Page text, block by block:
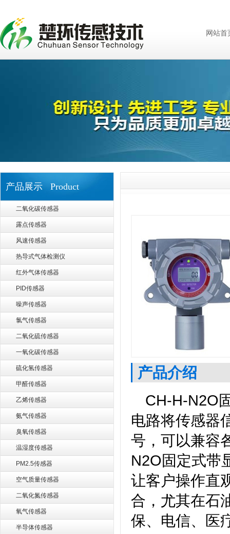
网站首
产品展示 Product
二氧化碳传感器
露点传感器
风速传感器
热导式气体检测仪
红外气体传感器
PID传感器
噪声传感器
氯气传感器
二氧化硫传感器
一氧化碳传感器
硫化氢传感器
甲醛传感器
乙烯传感器
氨气传感器
臭氧传感器
温湿度传感器
PM2.5传感器
空气质量传感器
二氧化氮传感器
氧气传感器
半导体传感器
产品介绍
CH-H-N2O
电路将传感器
号，可以兼容
N2O固定式带
让客户操作直
合，尤其在石
保、电信、医